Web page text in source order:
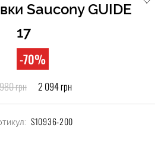
Saucony GUIDE
17
-70%
грн 2 094 грн
S10936-200